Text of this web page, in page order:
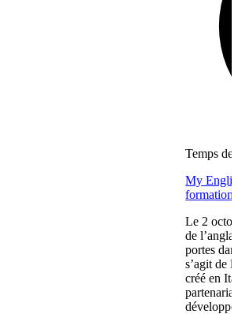
Temps de
My
formation
Le 2
de
portes
s’agit de
créé en